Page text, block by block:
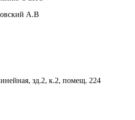
А.В
зд.2, к.2, помещ. 224